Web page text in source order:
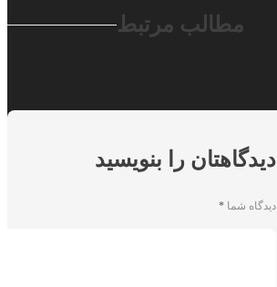
مطالب مرتبط
دیدگاهتان را بنویسید
دیدگاه شما*